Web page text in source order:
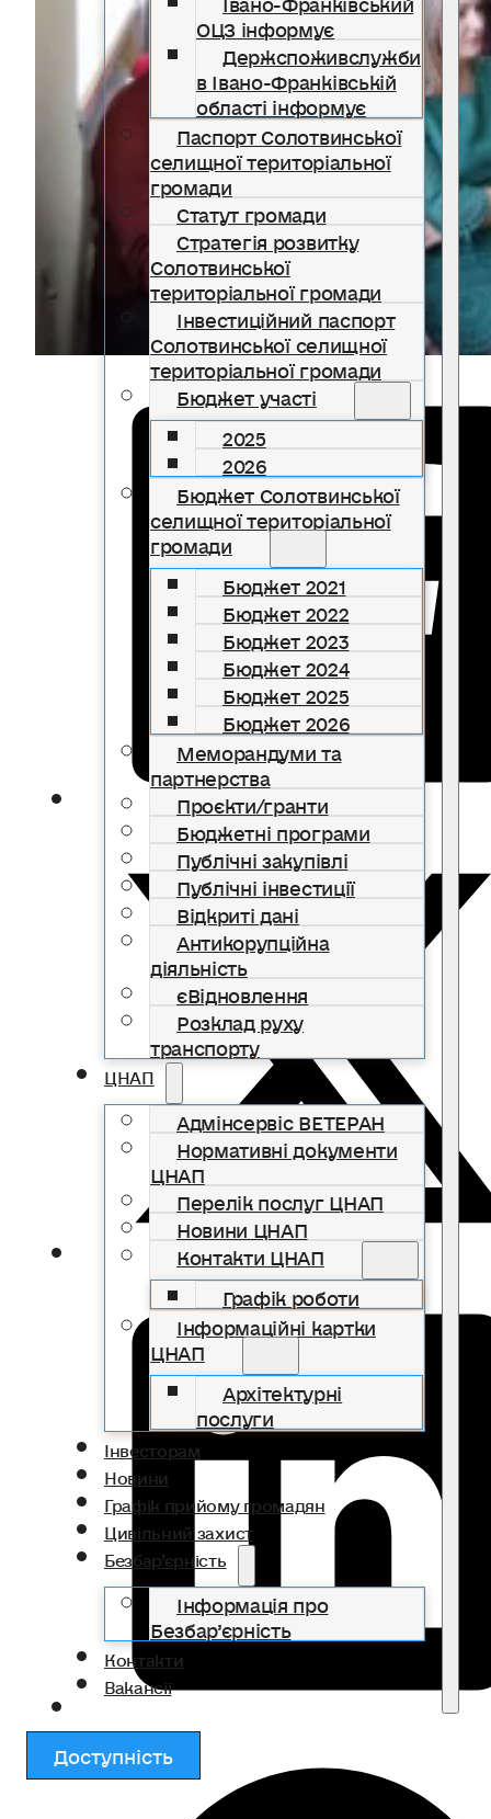
ОЦЗ інформує
Держспоживслужби
в Івано-Франківській
області інформує
Паспорт Солотвинської
селищної територіальної
громади
Статут громади
Стратегія розвитку
Солотвинської
територіальної громади
Інвестиційний паспорт
Солотвинської селищної
територіальної громади
Бюджет участі
2025
2026
Бюджет Солотвинської
селищної територіальної
громади
Бюджет 2021
Бюджет 2022
Бюджет 2023
Бюджет 2024
Бюджет 2025
Бюджет 2026
Меморандуми та
партнерства
Проєкти/гранти
Бюджетні програми
Публічні закупівлі
Публічні інвестиції
Відкриті дані
Антикорупційна
діяльність
єВідновлення
Розклад руху
транспорту
ЦНАП
Адмінсервіс ВЕТЕРАН
Нормативні документи
ЦНАП
Перелік послуг ЦНАП
Новини ЦНАП
Контакти ЦНАП
Графік роботи
Інформаційні картки
ЦНАП
Архітектурні
послуги
Інвесторам
Новини
Графік прийому громадян
Цивільний захист
Безбар’єрність
Інформація про
Безбар’єрність
Контакти
Вакансії
Доступність